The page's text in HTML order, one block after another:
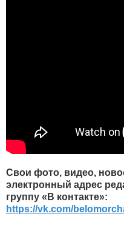
Свои фото, видео,
электронный адрес
группу «В контакте»:
https://vk.com/